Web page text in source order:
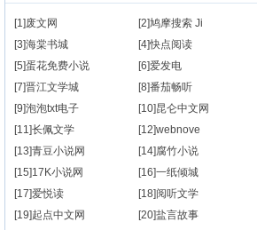
[1]废文网
[2]鸠摩搜索 Ji
[3]海棠书城
[4]快点阅读
[5]蛋花免费小说
[6]爱发电
[7]晋江文学城
[8]番茄畅听
[9]泡泡txt电子
[10]昆仑中文网
[11]长佩文学
[12]webnove
[13]青豆小说网
[14]腐竹小说
[15]17K小说网
[16]一纸倾城
[17]爱悦读
[18]阅听文学
[19]起点中文网
[20]盐言故事